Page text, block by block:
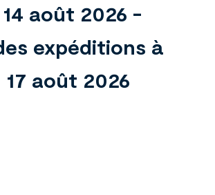
août 2026 -
expéditions à
août 2026